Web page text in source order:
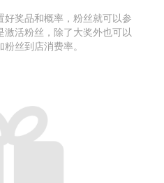
好奖品和概率，粉丝就可以参
活粉丝，除了大奖外也可以
丝到店消费率。